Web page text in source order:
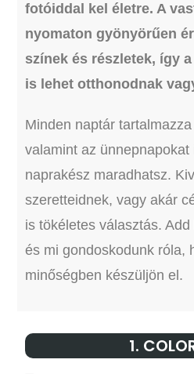
fotóiddal kel életre. A
nyomaton gyönyörűen
színek és részletek, így
is lehet otthonodnak
Minden naptár
valamint az ünnepnapokat
naprakész maradhatsz.
szeretteidnek, vagy akár
is tökéletes választás.
és mi gondoskodunk róla,
minőségben készüljön el.
1.